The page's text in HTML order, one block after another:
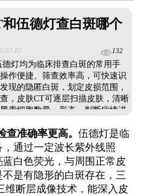
伍德灯查白斑哪个
07-07 132
德灯均为临床排查白斑的常用手
作便捷、筛查效率高，可快速识
现的隐匿白斑，划定皮损范围，
，皮肤CT可逐层扫描皮肤，清晰
素细胞数量、形态，判断病情进
提升诊断准确率，同时搭配血常
、肝肾功能等基础检查，能全面
诱因、身体机能状态，准确把控
诊白癜风，需依据全套检查结果
症治疗方案，坚持规范治疗，切
...
准确率更高。 伍德灯是临
通过一定波长紫外线照
白色荧光，与周围正常皮
是有隐形的白斑存在，三
维断层成像技术，能深入皮